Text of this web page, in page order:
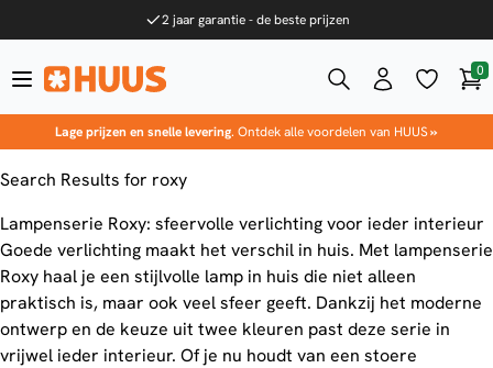
2 jaar garantie - de beste prijzen
0
Lage prijzen en snelle levering. Ontdek alle voordelen van HUUS»
Search Results for roxy
Lampenserie Roxy: sfeervolle verlichting voor ieder interieur
Goede verlichting maakt het verschil in huis. Met lampenserie
Roxy haal je een stijlvolle lamp in huis die niet alleen
praktisch is, maar ook veel sfeer geeft. Dankzij het moderne
ontwerp en de keuze uit twee kleuren past deze serie in
vrijwel ieder interieur. Of je nu houdt van een stoere